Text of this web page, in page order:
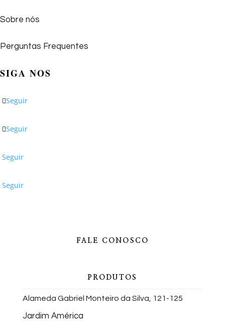
Sobre nós
Perguntas Frequentes
SIGA NOS
Seguir
Seguir
Seguir
Seguir
FALE CONOSCO
PRODUTOS
Alameda Gabriel Monteiro da Silva, 121-125
Jardim América